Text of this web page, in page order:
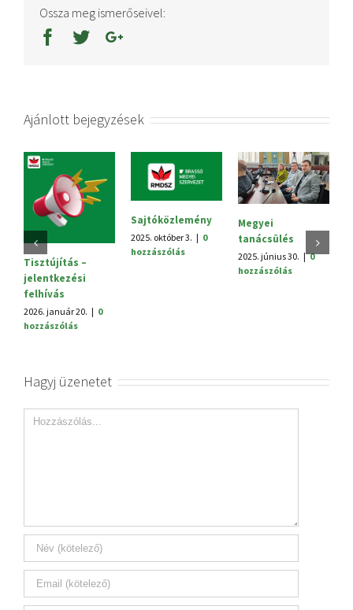
Ossza meg ismerőseivel:
Ajánlott bejegyzések
Tisztújítás –
jelentkezési
felhívás
2026. január 20. | 0
hozzászólás
Sajtóközlemény
2025. október 3. | 0
hozzászólás
Megyei
tanácsülés
2025. június 30. | 0
hozzászólás
Hagyj üzenetet